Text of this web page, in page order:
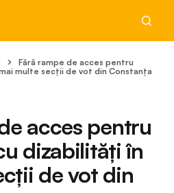
Fără rampe de acces pentru
multe secții de vot din Constanța
acces pentru
dizabilități în
de vot din